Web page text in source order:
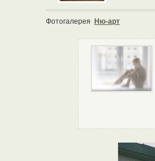
Фотогалерея Ню-арт